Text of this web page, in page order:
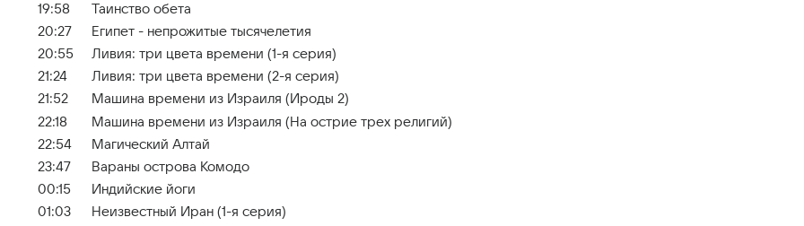
19:58
Таинство обета
20:27
Египет - непрожитые тысячелетия
20:55
Ливия: три цвета времени (1-я серия)
21:24
Ливия: три цвета времени (2-я серия)
21:52
Машина времени из Израиля (Ироды 2)
22:18
Машина времени из Израиля (На острие трех религий)
22:54
Магический Алтай
23:47
Вараны острова Комодо
00:15
Индийские йоги
01:03
Неизвестный Иран (1-я серия)